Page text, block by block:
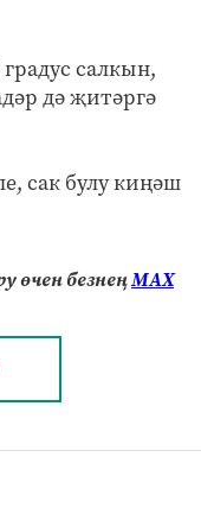
салкын,
дә җитәргә
сак булу киңәш
өчен безнеңМАХ